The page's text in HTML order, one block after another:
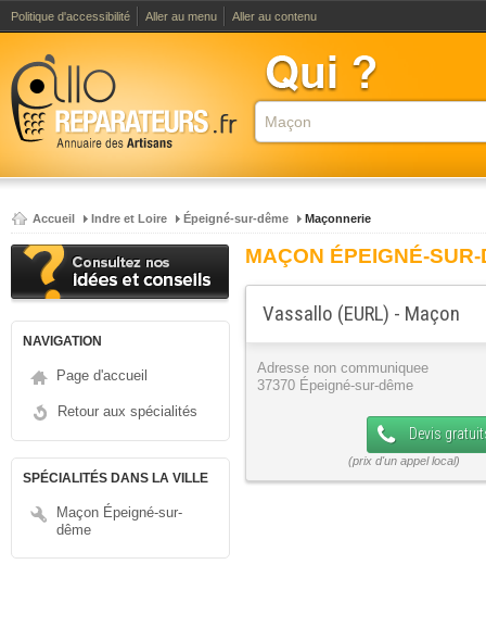
Politique d'accessibilité Aller au menu Aller au contenu
Accueil Indre et Loire Épeigné-sur-dême Maçonnerie
NAVIGATION
Page d'accueil
Retour aux spécialités
SPÉCIALITÉS DANS LA VILLE
Maçon Épeigné-sur-
dême
MAÇON ÉPEIGNÉ-SUR-
Vassallo (EURL) - Maçon
Adresse non communiquee
37370 Épeigné-sur-dême
Devis